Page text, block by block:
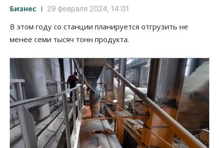
Бизнес 29 февраля 2024, 14:01
В этом году со станции планируется отгрузить не
менее семи тысяч тонн продукта.